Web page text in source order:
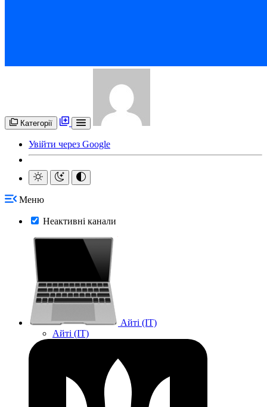
Категорії
Увійти через Google
Меню
Неактивні канали
Айті (IT)
Айті (IT)